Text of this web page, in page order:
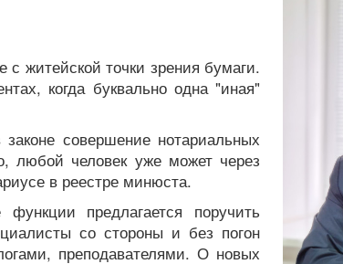
житейской точки зрения бумаги.
когда буквально одна "иная"
совершение нотариальных
любой человек уже может через
в реестре минюста.
предлагается поручить
со стороны и без погон
преподавателями. О новых